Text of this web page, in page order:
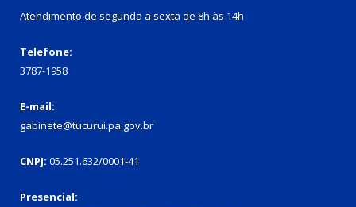
Atendimento de segunda a sexta de 8h às 14h
Telefone:
3787-1958
E-mail:
gabinete@tucurui.pa.gov.br
CNPJ: 05.251.632/0001-41
Presencial: